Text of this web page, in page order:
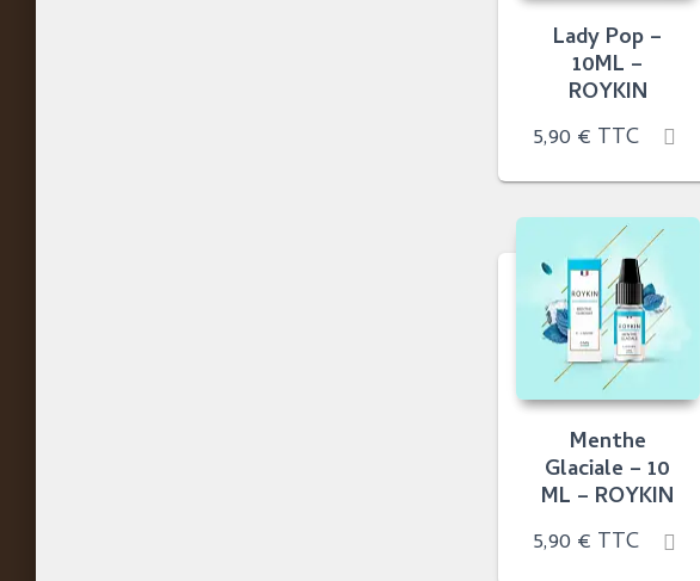
Lady Pop –
10ML –
ROYKIN
5,90 € TTC
Menthe
Glaciale – 10
ML – ROYKIN
5,90 € TTC